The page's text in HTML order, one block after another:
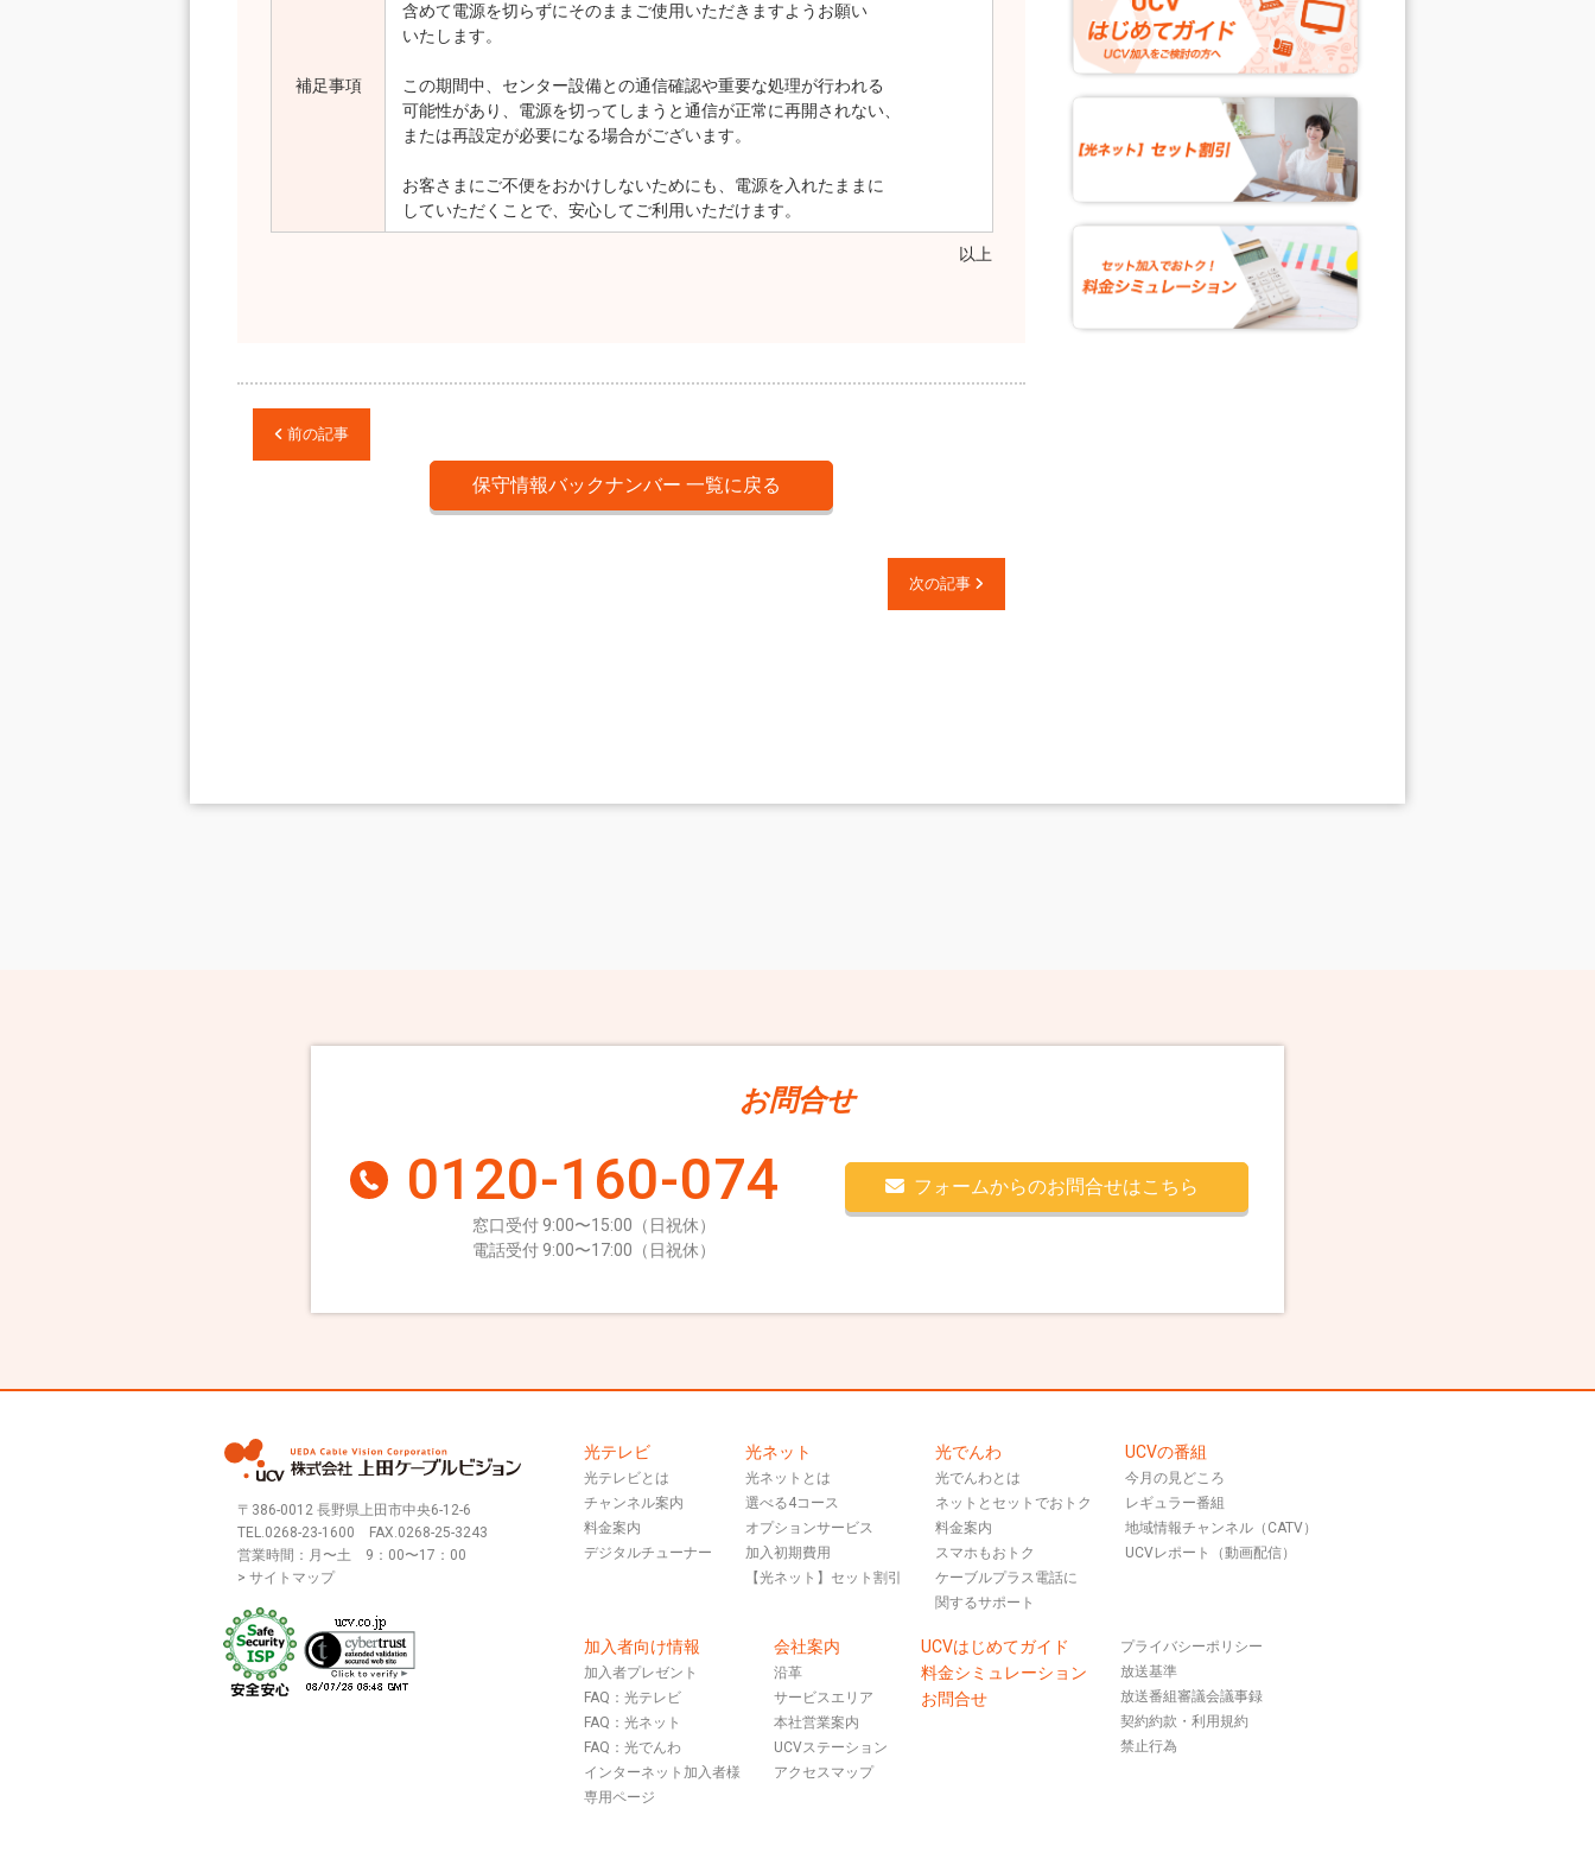
補足事項
含めて電源を切らずにそのままご使用いただきますようお願い
いたします。
この期間中、センター設備との通信確認や重要な処理が行われる
可能性があり、電源を切ってしまうと通信が正常に再開されない、
または再設定が必要になる場合がございます。
お客さまにご不便をおかけしないためにも、電源を入れたままに
していただくことで、安心してご利用いただけます。
以上
前の記事
保守情報バックナンバー 一覧に戻る
次の記事
お問合せ
0120-160-074
窓口受付 9:00〜15:00（日祝休）
電話受付 9:00〜17:00（日祝休）
フォームからのお問合せはこちら
〒386-0012 長野県上田市中央6-12-6
TEL.0268-23-1600 FAX.0268-25-3243
営業時間：月〜土 9：00〜17：00
> サイトマップ
光テレビ
光テレビとは
チャンネル案内
料金案内
デジタルチューナー
光ネット
光ネットとは
選べる4コース
オプションサービス
加入初期費用
【光ネット】セット割引
光でんわ
光でんわとは
ネットとセットでおトク
料金案内
スマホもおトク
ケーブルプラス電話に
関するサポート
UCVの番組
今月の見どころ
レギュラー番組
地域情報チャンネル（CATV）
UCVレポート（動画配信）
加入者向け情報
加入者プレゼント
FAQ：光テレビ
FAQ：光ネット
FAQ：光でんわ
インターネット加入者様
専用ページ
会社案内
沿革
サービスエリア
本社営業案内
UCVステーション
アクセスマップ
UCVはじめてガイド
料金シミュレーション
お問合せ
プライバシーポリシー
放送基準
放送番組審議会議事録
契約約款・利用規約
禁止行為